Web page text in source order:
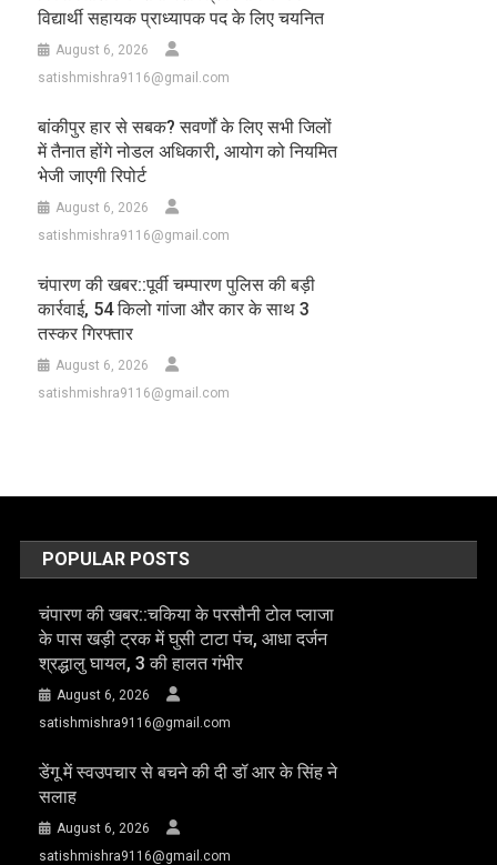
विद्यार्थी सहायक प्राध्यापक पद के लिए चयनित
August 6, 2026
satishmishra9116@gmail.com
बांकीपुर हार से सबक? सवर्णों के लिए सभी जिलों
में तैनात होंगे नोडल अधिकारी, आयोग को नियमित
भेजी जाएगी रिपोर्ट
August 6, 2026
satishmishra9116@gmail.com
चंपारण की खबर::पूर्वी चम्पारण पुलिस की बड़ी
कार्रवाई, 54 किलो गांजा और कार के साथ 3
तस्कर गिरफ्तार
August 6, 2026
satishmishra9116@gmail.com
POPULAR POSTS
चंपारण की खबर::चकिया के परसौनी टोल प्लाजा
के पास खड़ी ट्रक में घुसी टाटा पंच, आधा दर्जन
श्रद्धालु घायल, 3 की हालत गंभीर
August 6, 2026
satishmishra9116@gmail.com
डेंगू में स्वउपचार से बचने की दी डॉ आर के सिंह ने
सलाह
August 6, 2026
satishmishra9116@gmail.com